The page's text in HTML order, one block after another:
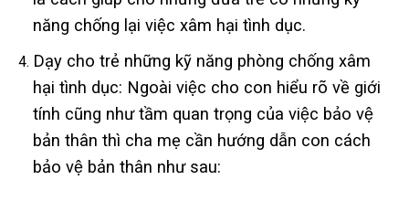
năng chống lại việc xâm hại tình dục.
Dạy cho trẻ những kỹ năng phòng chống xâm
hại tình dục: Ngoài việc cho con hiểu rõ về giới
tính cũng như tầm quan trọng của việc bảo vệ
bản thân thì cha mẹ cần hướng dẫn con cách
bảo vệ bản thân như sau: